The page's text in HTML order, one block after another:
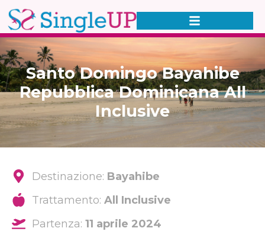
Santo Domingo Bayahibe
Repubblica Dominicana All
Inclusive
Destinazione: Bayahibe
Trattamento: All Inclusive
Partenza: 11 aprile 2024